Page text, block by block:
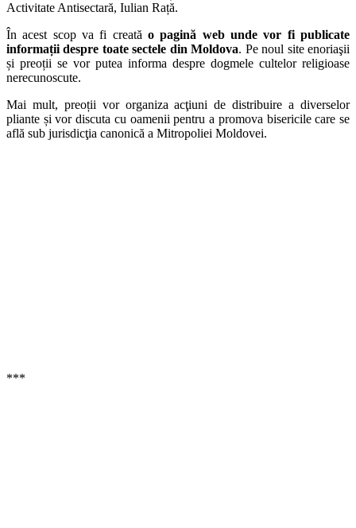
Activitate Antisectară, Iulian Rață.
În acest scop va fi creată o pagină web unde vor fi publicate
informații despre toate sectele din Moldova. Pe noul site enoriaşii
și preoții se vor putea informa despre dogmele cultelor religioase
nerecunoscute.
Mai mult, preoții vor organiza acţiuni de distribuire a diverselor
pliante și vor discuta cu oamenii pentru a promova bisericile care se
află sub jurisdicţia canonică a Mitropoliei Moldovei.
***